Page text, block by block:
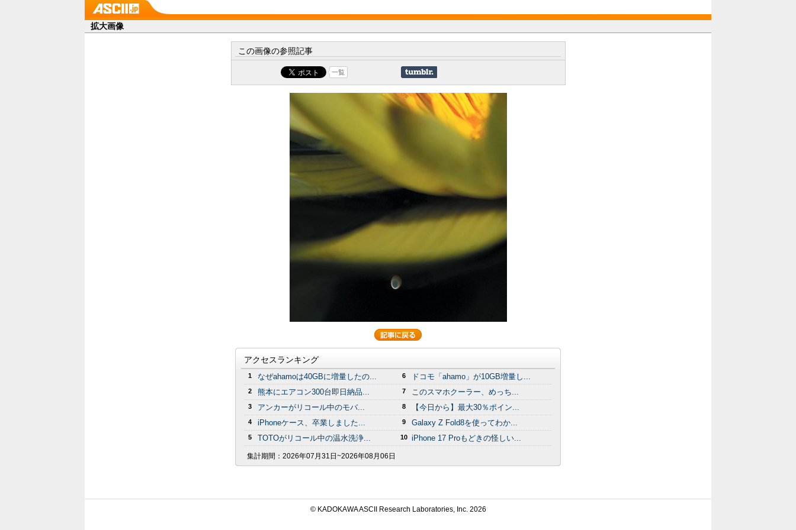
拡大画像
この画像の参照記事
一覧
アクセスランキング
1 なぜahamoは40GBに増量したの...
2 熊本にエアコン300台即日納品...
3 アンカーがリコール中のモバ...
4 iPhoneケース、卒業しました...
5 TOTOがリコール中の温水洗浄...
6 ドコモ「ahamo」が10GB増量し...
7 このスマホクーラー、めっち...
8 【今日から】最大30％ポイン...
9 Galaxy Z Fold8を使ってわか...
10 iPhone 17 Proもどきの怪しい...
集計期間： 2026年07月31日~2026年08月06日
© KADOKAWA ASCII Research Laboratories, Inc. 2026